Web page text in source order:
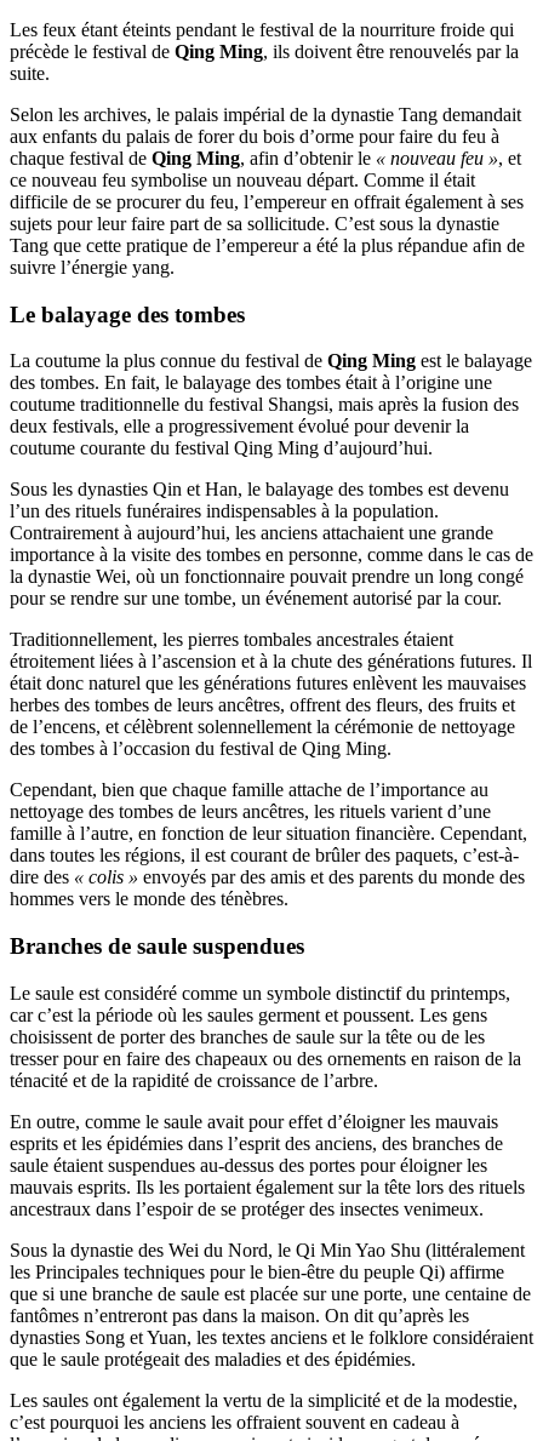
Les feux étant éteints pendant le festival de la nourriture froide qui
précède le festival de Qing Ming, ils doivent être renouvelés par la
suite.
Selon les archives, le palais impérial de la dynastie Tang demandait
aux enfants du palais de forer du bois d’orme pour faire du feu à
chaque festival de Qing Ming, afin d’obtenir le « nouveau feu », et
ce nouveau feu symbolise un nouveau départ. Comme il était
difficile de se procurer du feu, l’empereur en offrait également à ses
sujets pour leur faire part de sa sollicitude. C’est sous la dynastie
Tang que cette pratique de l’empereur a été la plus répandue afin de
suivre l’énergie yang.
Le balayage des tombes
La coutume la plus connue du festival de Qing Ming est le balayage
des tombes. En fait, le balayage des tombes était à l’origine une
coutume traditionnelle du festival Shangsi, mais après la fusion des
deux festivals, elle a progressivement évolué pour devenir la
coutume courante du festival Qing Ming d’aujourd’hui.
Sous les dynasties Qin et Han, le balayage des tombes est devenu
l’un des rituels funéraires indispensables à la population.
Contrairement à aujourd’hui, les anciens attachaient une grande
importance à la visite des tombes en personne, comme dans le cas de
la dynastie Wei, où un fonctionnaire pouvait prendre un long congé
pour se rendre sur une tombe, un événement autorisé par la cour.
Traditionnellement, les pierres tombales ancestrales étaient
étroitement liées à l’ascension et à la chute des générations futures. Il
était donc naturel que les générations futures enlèvent les mauvaises
herbes des tombes de leurs ancêtres, offrent des fleurs, des fruits et
de l’encens, et célèbrent solennellement la cérémonie de nettoyage
des tombes à l’occasion du festival de Qing Ming.
Cependant, bien que chaque famille attache de l’importance au
nettoyage des tombes de leurs ancêtres, les rituels varient d’une
famille à l’autre, en fonction de leur situation financière. Cependant,
dans toutes les régions, il est courant de brûler des paquets, c’est-à-
dire des « colis » envoyés par des amis et des parents du monde des
hommes vers le monde des ténèbres.
Branches de saule suspendues
Le saule est considéré comme un symbole distinctif du printemps,
car c’est la période où les saules germent et poussent. Les gens
choisissent de porter des branches de saule sur la tête ou de les
tresser pour en faire des chapeaux ou des ornements en raison de la
ténacité et de la rapidité de croissance de l’arbre.
En outre, comme le saule avait pour effet d’éloigner les mauvais
esprits et les épidémies dans l’esprit des anciens, des branches de
saule étaient suspendues au-dessus des portes pour éloigner les
mauvais esprits. Ils les portaient également sur la tête lors des rituels
ancestraux dans l’espoir de se protéger des insectes venimeux.
Sous la dynastie des Wei du Nord, le Qi Min Yao Shu (littéralement
les Principales techniques pour le bien-être du peuple Qi) affirme
que si une branche de saule est placée sur une porte, une centaine de
fantômes n’entreront pas dans la maison. On dit qu’après les
dynasties Song et Yuan, les textes anciens et le folklore considéraient
que le saule protégeait des maladies et des épidémies.
Les saules ont également la vertu de la simplicité et de la modestie,
c’est pourquoi les anciens les offraient souvent en cadeau à